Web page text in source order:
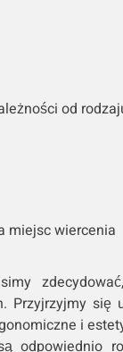
od
miejsc wiercenia
Przyjrzyjmy się
i
odpowiednio